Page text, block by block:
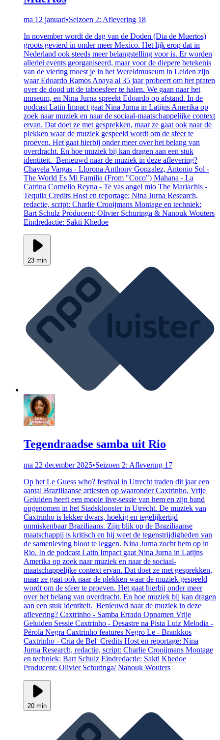
ma 12 januari•Seizoen 2: Aflevering 18
In november wordt de dag van de Doden (Dia de Muertos)
groots gevierd in onder meer Mexico. Het lijk erop dat in
Nederland ook steeds meer belangstelling voor is. Er worden
allerlei events georganiseerd, maar voor de diepere betekenis
van de viering moest je in het Wereldmuseum in Leiden zijn
waar Edoardo Ramos Anaya al 35 jaar probeert om het praten
over de dood uit de taboesfeer te halen. We gaan naar het
museum, en Nina Jurna spreekt Edoardo op afstand. In de
podcast Latin Impact gaat Nina Jurna in Latijns Amerika op
zoek naar muziek en naar de sociaal-maatschappelijke context
ervan. Dat doet ze met gesprekken, maar ze gaat ook naar de
plekken waar de muziek gespeeld wordt om de sfeer te
proeven. Het gaat hierbij onder meer over het belang van
overdracht. En hoe muziek bij kan dragen aan een stuk
identiteit. Benieuwd naar de muziek in deze aflevering?
Chavela Vargas - Llorona Anthony Gonzalez, Antonio Sol -
The World Es Mi Familia (From "Coco") Mahana - La
Catrina Cornelio Reyna - Te vas angel mio The Mariachis -
Tequila Credits Host en reportage: Nina Jurna Research,
redactie, script: Charlie Crooijmans Montage en techniek:
Bart Schulz Producent: Olivier Schuringa & Nanouk Wouters
Eindredactie: Sakti Khedoe
23 min
Tegendraadse samba uit Rio
ma 22 december 2025•Seizoen 2: Aflevering 17
Op het Le Guess who? festival in Utrecht traden dit jaar een
aantal Braziliaanse artiesten op waaronder Caxtrinho, Vrije
Geluiden heeft een mooie live-sessie van hem en zijn band
opgenomen in het Stadsklooster in Utrecht. De muziek van
Caxtrinho is lekker dwars, hoekig en tegelijkertijd
onmiskenbaar Braziliaans. Zijn blik op de Braziliaanse
maatschappij is kritisch en hij weet de tegenstrijdigheden van
de samenleving bloot te leggen. Nina Jurna zocht hem op in
Rio. In de podcast Latin Impact gaat Nina Jurna in Latijns
Amerika op zoek naar muziek en naar de sociaal-
maatschappelijke context ervan. Dat doet ze met gesprekken,
maar ze gaat ook naar de plekken waar de muziek gespeeld
wordt om de sfeer te proeven. Het gaat hierbij onder meer
over het belang van overdracht. En hoe muziek bij kan dragen
aan een stuk identiteit. Benieuwd naar de muziek in deze
aflevering? Caxtrinho - Samba Errado Opnamen Vrije
Geluiden Sessie Caxtrinho - Desastre na Pista Luiz Melodia -
Pérola Negra Caxtrinho features Negro Le - Brankkos
Caxtrinho - Cria de Bel Credits Host en reportage: Nina
Jurna Research, redactie, script: Charlie Crooijmans Montage
en techniek: Bart Schulz Eindredactie: Sakti Khedoe
Producent: Olivier Schuringa/ Nanouk Wouters
20 min